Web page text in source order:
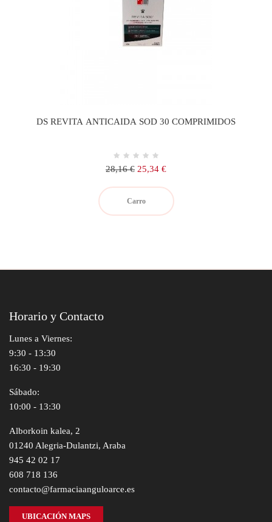
DS REVITA ANTICAIDA SOD 30 COMPRIMIDOS
Precio
28,16 € Precio
25,34 €
Carro
Horario y Contacto
Lunes a Viernes:
9:30 - 13:30
16:30 - 19:30
Sábado:
10:00 - 13:30
Alborkoin kalea, 2
01240 Alegria-Dulantzi, Araba
945 42 02 17
608 718 136
contacto@farmaciaanguloarce.es
UBICACIÓN MAPS